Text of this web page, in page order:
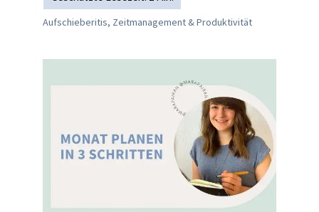
Aufschieberitis, Zeitmanagement & Produktivität